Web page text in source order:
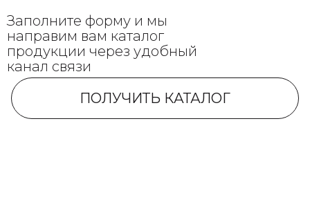
Заполните форму и мы
направим вам каталог
продукции через удобный
канал связи
ПОЛУЧИТЬ КАТАЛОГ